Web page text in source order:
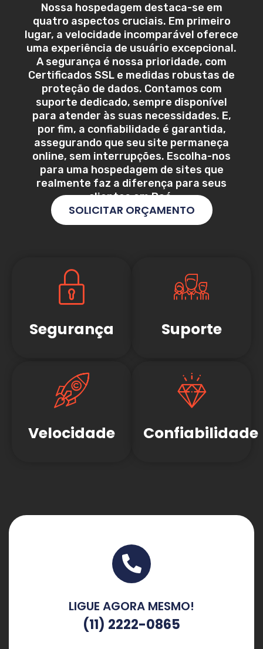
Nossa hospedagem destaca-se em
quatro aspectos cruciais. Em primeiro
lugar, a velocidade incomparável oferece
uma experiência de usuário excepcional.
A segurança é nossa prioridade, com
Certificados SSL e medidas robustas de
proteção de dados. Contamos com
suporte dedicado, sempre disponível
para atender às suas necessidades. E,
por fim, a confiabilidade é garantida,
assegurando que seu site permaneça
online, sem interrupções. Escolha-nos
para uma hospedagem de sites que
realmente faz a diferença para seus
clientes emPoá.
SOLICITAR ORÇAMENTO
Segurança Suporte
Velocidade Confiabilidade
LIGUE AGORA MESMO!
(11) 2222-0865